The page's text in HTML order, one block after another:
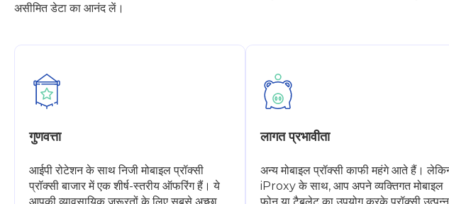
असीमित डेटा का आनंद लें।
गुणवत्ता
आईपी रोटेशन के साथ निजी मोबाइल प्रॉक्सी
प्रॉक्सी बाजार में एक शीर्ष-स्तरीय ऑफरिंग हैं। ये
लागत प्रभावीता
अन्य मोबाइल प्रॉक्सी काफी महंगे आते हैं।
iProxy के साथ, आप अपने व्यक्तिगत मोबाइल